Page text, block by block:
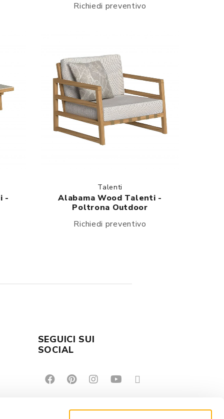
Richiedi preventivo
-
Talenti
Alabama Wood Talenti -
Poltrona Outdoor
Richiedi preventivo
SEGUICI SUI
SOCIAL